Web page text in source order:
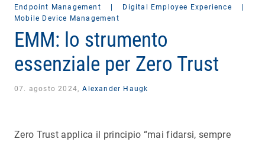
Endpoint Management | Digital Employee Experience
|
Mobile Device Management
EMM: lo strumento
essenziale per Zero Trust
07. agosto 2024, Alexander Haugk
Zero Trust applica il principio “mai fidarsi, sempre